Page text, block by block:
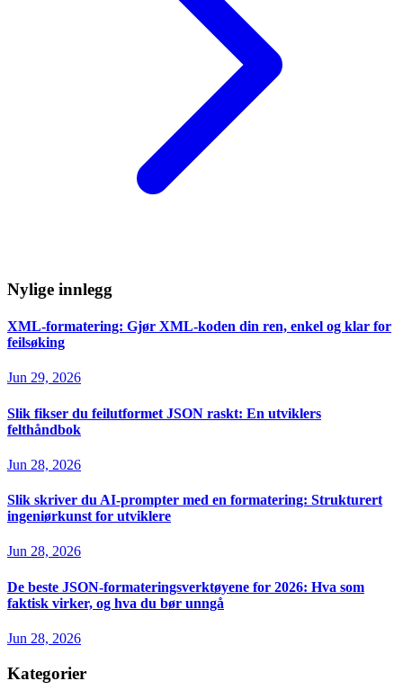
Nylige innlegg
XML-formatering: Gjør XML-koden din ren, enkel og klar for
feilsøking
Jun 29, 2026
Slik fikser du feilutformet JSON raskt: En utviklers
felthåndbok
Jun 28, 2026
Slik skriver du AI-prompter med en formatering: Strukturert
ingeniørkunst for utviklere
Jun 28, 2026
De beste JSON-formateringsverktøyene for 2026: Hva som
faktisk virker, og hva du bør unngå
Jun 28, 2026
Kategorier